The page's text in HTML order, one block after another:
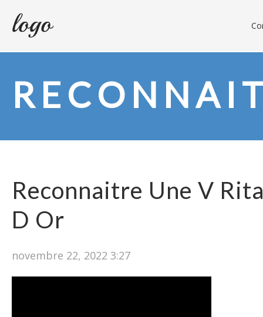
Reconnaitre Une V
D Or
novembre 22, 2022 3:27